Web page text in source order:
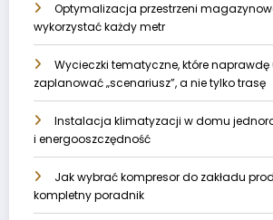
Optymalizacja przestrzeni
wykorzystać każdy metr
Wycieczki tematyczne, które naprawdę
zaplanować „scenariusz”, a nie tylko trasę
Instalacja klimatyzacji w domu
i energooszczędność
Jak wybrać kompresor do zakładu
kompletny poradnik